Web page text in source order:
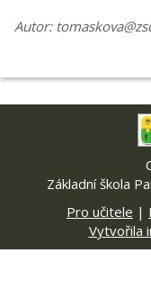
Autor:
Základní škola
Pro učitele |
Vytvořila